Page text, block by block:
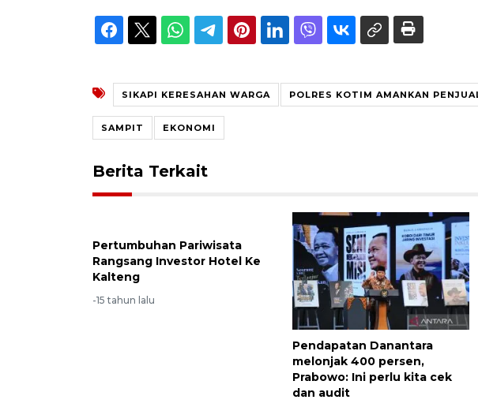
SIKAPI KERESAHAN WARGA POLRES KOTIM AMANKAN
SAMPIT EKONOMI
Berita Terkait
Pertumbuhan Pariwisata
Rangsang Investor Hotel Ke
Kalteng
-15 tahun lalu
Pendapatan Danantara
melonjak 400 persen,
Prabowo: Ini perlu kita cek
dan audit